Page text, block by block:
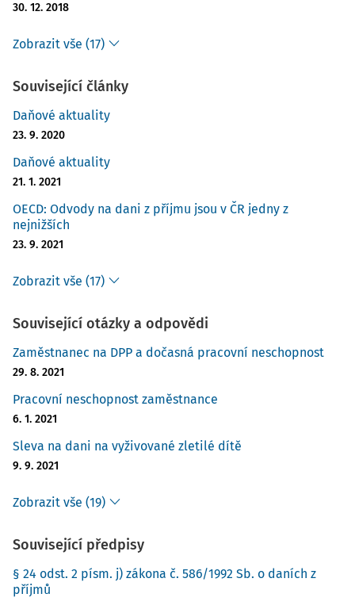
30. 12. 2018
Zobrazit vše (17)
Související články
Daňové aktuality
23. 9. 2020
Daňové aktuality
21. 1. 2021
OECD: Odvody na dani z příjmu jsou v ČR jedny z
nejnižších
23. 9. 2021
Zobrazit vše (17)
Související otázky a odpovědi
Zaměstnanec na DPP a dočasná pracovní neschopnost
29. 8. 2021
Pracovní neschopnost zaměstnance
6. 1. 2021
Sleva na dani na vyživované zletilé dítě
9. 9. 2021
Zobrazit vše (19)
Související předpisy
§ 24 odst. 2 písm. j) zákona č. 586/1992 Sb. o daních z
příjmů